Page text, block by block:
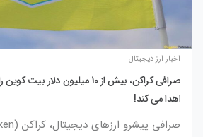
اخبار ارز دیجیتال
صرافی کراکن، بیش از 10 میلیون
اهدا می کند!
صرافی پیشرو ارزهای دیجیتال، کراکن (Kraken)، به هر…